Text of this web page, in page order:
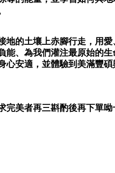
地的土壤上赤腳行走，用
、為我們灌注最原始的
安適，並體驗到美滿豐碩
完美者再三斟酌後再下單呦